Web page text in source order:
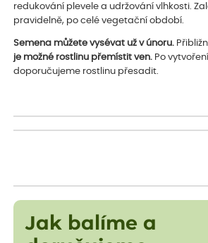
redukování plevele a udržování vlhkosti.
pravidelně, po celé vegetační období.
Semena můžete vysévat už v únoru.
je možné rostlinu přemístit ven. Po
doporučujeme rostlinu přesadit.
Jak balíme a